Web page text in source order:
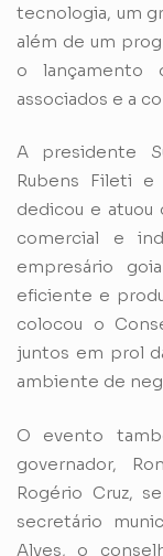
tecnologia, um
além de um
o lançamento
associados e a
A presidente
Rubens Fileti
dedicou e
comercial e
empresário
eficiente e
colocou o
juntos em prol
ambiente de
O evento
governador,
Rogério Cruz,
secretário
Alves, o